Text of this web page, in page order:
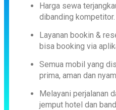
Harga sewa
dibanding kompetitor.
Layanan bookin &
bisa booking via
Semua mobil yang
prima, aman dan
Melayani perjalanan
jemput hotel dan